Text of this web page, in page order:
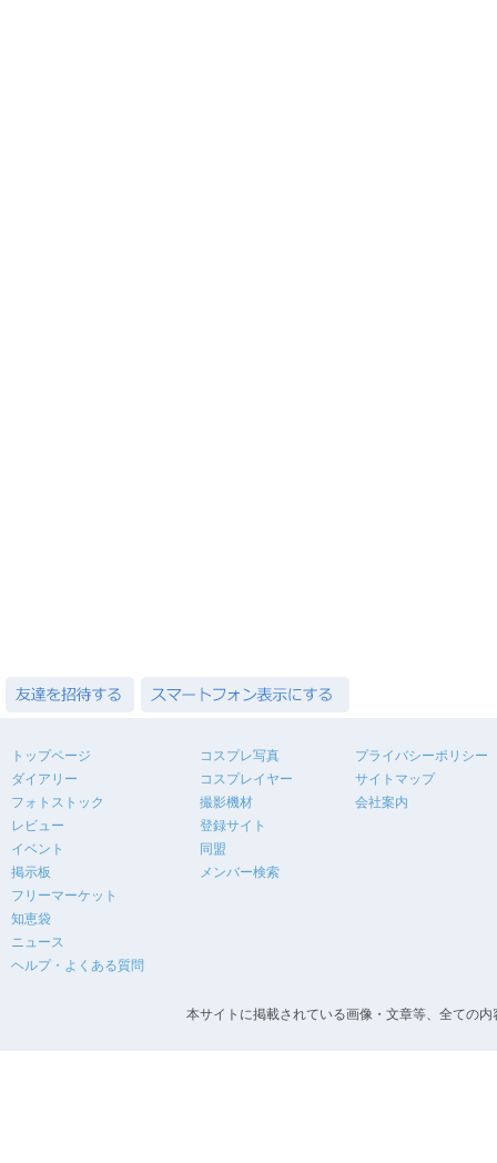
トップページ
ダイアリー
フォトストック
レビュー
イベント
掲示板
フリーマーケット
知恵袋
ニュース
ヘルプ・よくある質問
コスプレ写真
コスプレイヤー
撮影機材
登録サイト
同盟
メンバー検索
プライバシーポリシー
サイトマップ
会社案内
本サイトに掲載されている画像・文章等、全ての